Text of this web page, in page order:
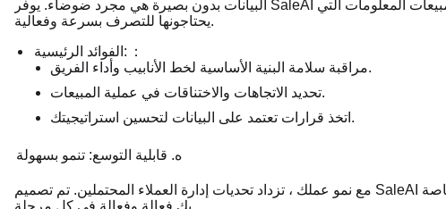
البيانات بدون بصيرة هي مجرد ضوضاء. يوفر SaleAI تحليلات ولوحات معلومات في الوقت الفعلي تمنح فرق المبيعات المعلومات التي
يحتاجونها للتصرف بسرعة وفعالية.
الفوائد الرئيسية: ：
مراقبة سلامة البنية الأساسية لخط الأنابيب وأداء الفريق.
تحديد الاتجاهات والاختناقات في عملية المبيعات.
اتخذ قرارات تعتمد على البيانات لتحسين استراتيجيتك.
ه. قابلية التوسع: تنمو بسهولة
مع نمو عملك ، تزداد تحديات إدارة العملاء المحتملين. تم تصميم SaleAI للتوسع مع مؤسستك ، مما يضمن بقاء عملية المبيعات الخاصة